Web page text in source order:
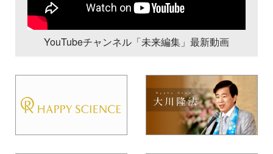
YouTubeチャンネル「未来編集」最新動画